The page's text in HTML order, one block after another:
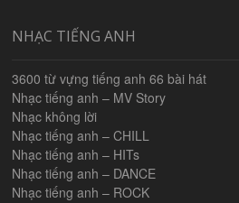
NHẠC TIẾNG ANH
3600 từ vựng tiếng anh 66 bài hát
Nhạc tiếng anh – MV Story
Nhạc không lời
Nhạc tiếng anh – CHILL
Nhạc tiếng anh – HITs
Nhạc tiếng anh – DANCE
Nhạc tiếng anh – ROCK